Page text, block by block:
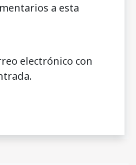
a esta
electrónico con